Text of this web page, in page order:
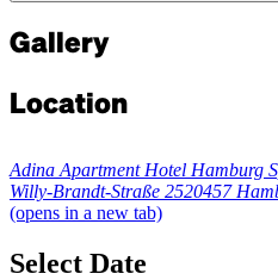
Gallery
Location
Adina Apartment Hotel Hamburg
Willy-Brandt-Straße 2520457
(opens in a new tab)
Select Date